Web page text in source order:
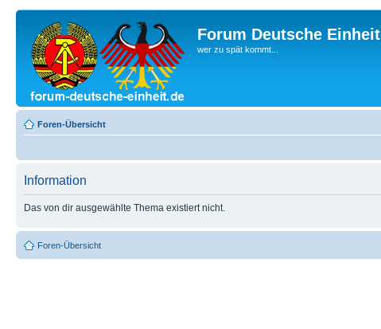
Forum Deutsche Einheit
wer zu spät kommt...
Foren-Übersicht
Information
Das von dir ausgewählte Thema existiert nicht.
Foren-Übersicht